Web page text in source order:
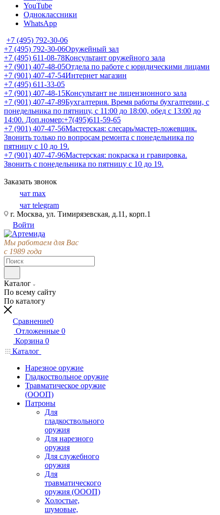
YouTube
Одноклассники
WhatsApp
+7 (495) 792-30-06
+7 (495) 792-30-06Оружейный зал
+7 (495) 611-08-78Консультант оружейного зала
+7 (901) 407-48-05Отдела по работе с юридическими лицами
+7 (901) 407-47-54Интернет магазин
+7 (495) 611-33-05
+7 (901) 407-48-15Консультант не лицензионного зала
+7 (901) 407-47-89Бухгалтерия. Время работы бухгалтерии, с
понедельника по пятницу, с 11:00 до 18:00, обед с 13:00 до
14:00. Доп.номер:+7(495)611-59-65
+7 (901) 407-47-56Мастерская: слесарь/мастер-ложевщик.
Звонить только по вопросам ремонта с понедельника по
пятницу с 10 до 19.
+7 (901) 407-47-96Мастерская: покраска и гравировка.
Звонить с понедельника по пятницу с 10 до 19.
Заказать звонок
чат max
чат telegram
г. Москва, ул. Тимирязевская, д.11, корп.1
Войти
Мы работаем для Вас
с 1989 года
Каталог
По всему сайту
По каталогу
Сравнение0
Отложенные 0
Корзина 0
Каталог
Нарезное оружие
Гладкоствольное оружие
Травматическое оружие
(ОООП)
Патроны
Для
гладкоствольного
оружия
Для нарезного
оружия
Для служебного
оружия
Для
травматического
оружия (ОООП)
Холостые,
шумовые,